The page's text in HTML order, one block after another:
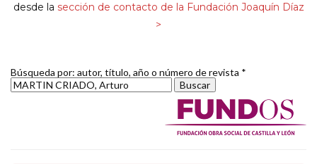
desde la sección de contacto de la Fundación Joaquín Díaz
>
Búsqueda por: autor, título, año o número de revista *